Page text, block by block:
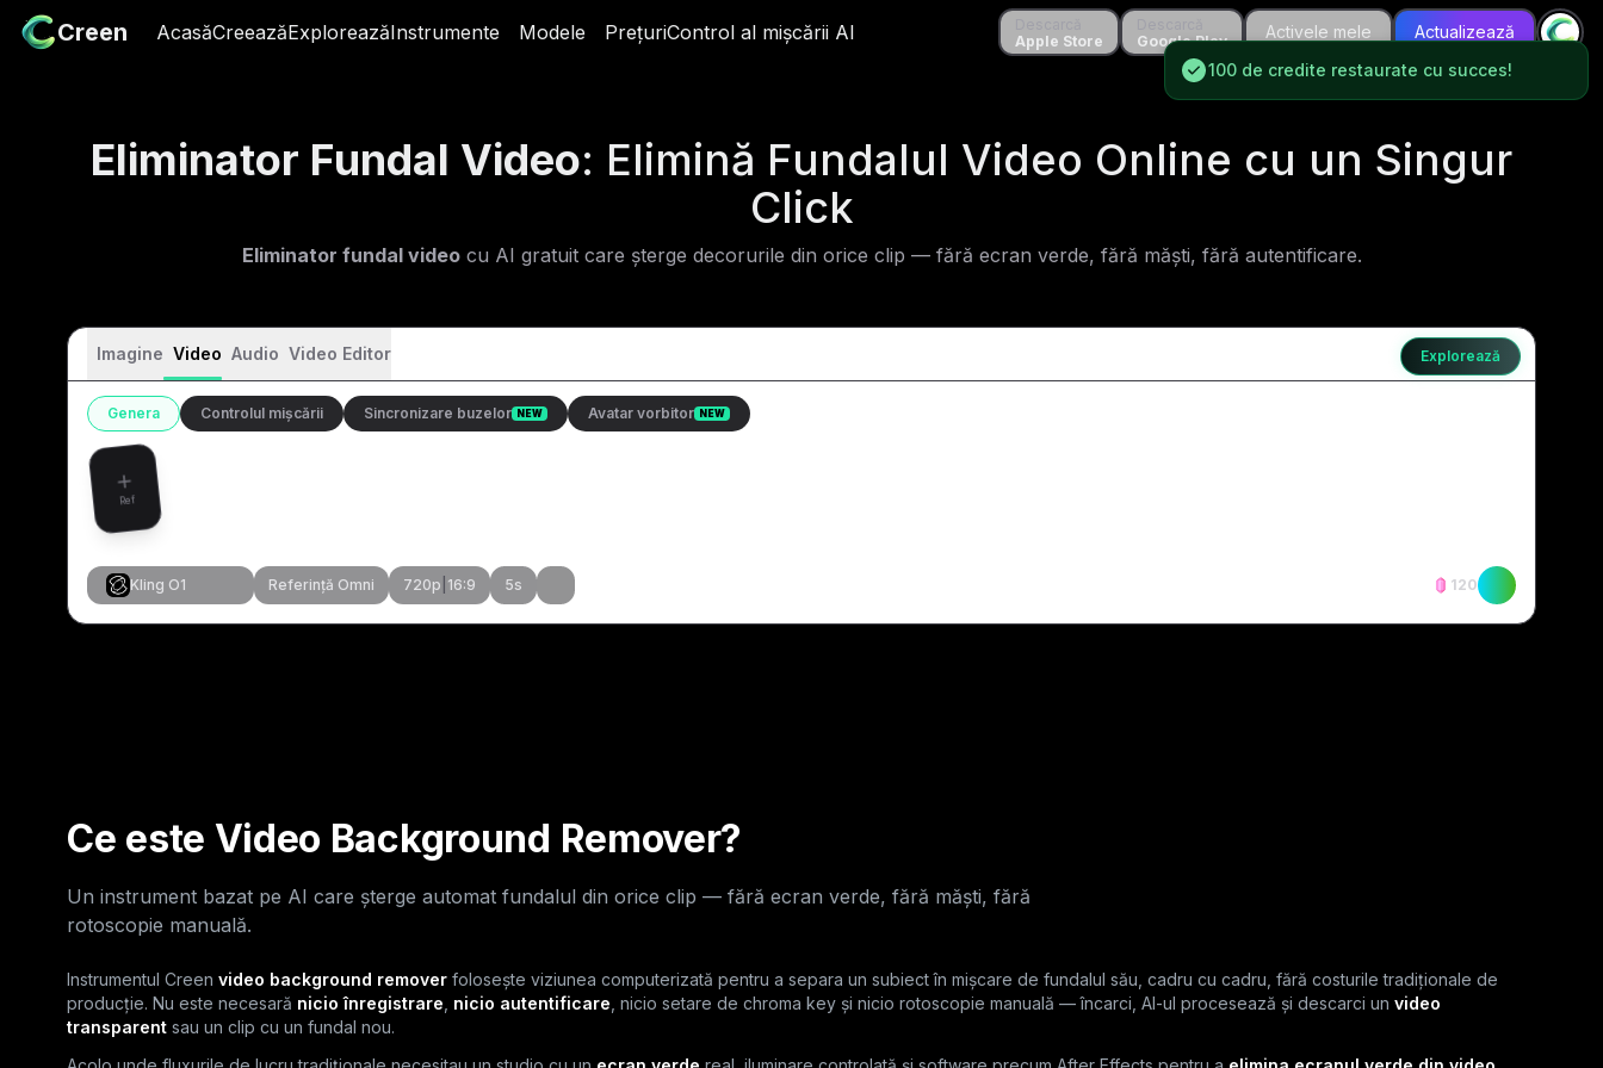
100 de credite restaurate cu succes!
Creen AcasăCreeazăExploreazăInstrumente Modele PrețuriControl al mișcării AI
Apple Store
Google Play
Activele mele Actualizează
Creen AcasăCreeazăExploreazăInstrumente Modele PrețuriControl al mișcării AI
Descarcă
Apple Store
Descarcă
Google Play
Activele mele Actualizează
Eliminator Fundal Video: Elimină Fundalul Video Online cu un Singur
Click
Eliminator fundal videocu AI gratuit care șterge decorurile din orice clip — fără ecran verde, fără măști, fără autentificare.
Explorează
Imagine Video Audio Video Editor
Genera Controlul mișcării Sincronizare buzelor NEW Avatar vorbitor NEW
Ref
Kling O1 Referință Omni 720p 16:9 5s 120
Ce este Video Background Remover?
Un instrument bazat pe AI care șterge automat fundalul din orice clip — fără ecran verde, fără măști, fără
rotoscopie manuală.
Instrumentul Creen video background remover folosește viziunea computerizată pentru a separa un subiect în mișcare de fundalul său, cadru cu cadru, fără costurile tradiționale de
producție. Nu este necesară nicio înregistrare nicio autentificare , nicio setare de chroma key și nicio rotoscopie manuală — încarci, AI-ul procesează și descarci un video
transparent sau un clip cu un fundal nou.